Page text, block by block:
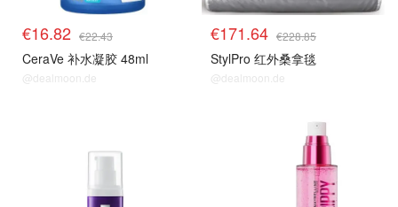
€16.82 €22.43
CeraVe 补水凝胶 48ml
@dealmoon.de
€171.64 €228.85
StylPro 红外桑拿毯
@dealmoon.de